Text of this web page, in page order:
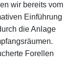
wir bereits vom
Einführung
die Anlage
Forellen